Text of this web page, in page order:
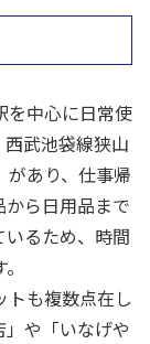
を中心に日常使
武池袋線狭山
があり、仕事帰
から日用品まで
るため、時間
も複数点在し
や「いなげや